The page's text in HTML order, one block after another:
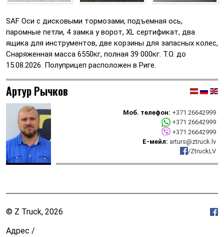
SAF Оси с дисковыми тормозами, подъемная ось,
паромные петли, 4 замка у ворот, XL сертификат, два
ящика для инструментов, две корзины для запасных колес,
Снаряженная масса 6550кг, полная 39 000кг. Т.О. до
15.08.2026. Полуприцеп расположен в Риге.
Артур Рычков
Моб. телефон: +371 26642999
+371 26642999
+371 26642999
Е-мейл: arturs@ztruck.lv
/ZtruckLV
© Z Truck, 2026
Адрес /